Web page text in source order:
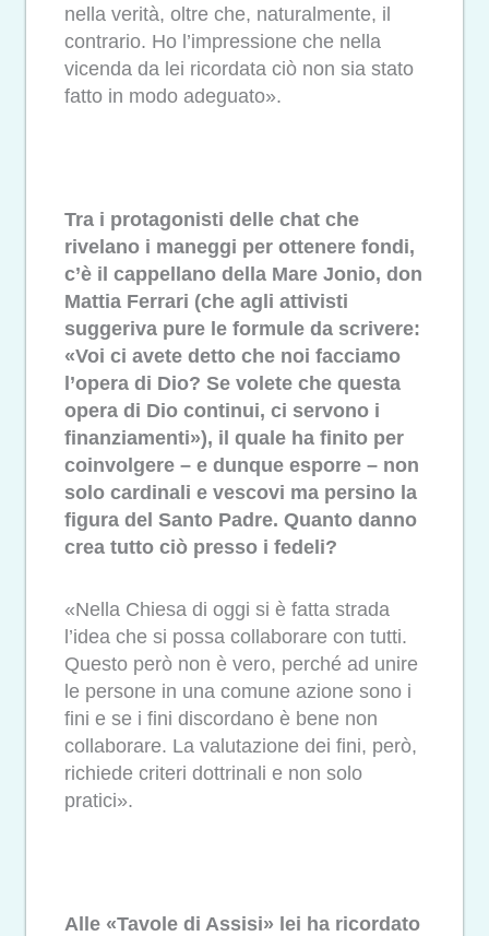
nella verità, oltre che, naturalmente, il
contrario. Ho l’impressione che nella
vicenda da lei ricordata ciò non sia stato
fatto in modo adeguato».
Tra i protagonisti delle chat che
rivelano i maneggi per ottenere fondi,
c’è il cappellano della Mare Jonio, don
Mattia Ferrari (che agli attivisti
suggeriva pure le formule da scrivere:
«Voi ci avete detto che noi facciamo
l’opera di Dio? Se volete che questa
opera di Dio continui, ci servono i
finanziamenti»), il quale ha finito per
coinvolgere – e dunque esporre – non
solo cardinali e vescovi ma persino la
figura del Santo Padre. Quanto danno
crea tutto ciò presso i fedeli?
«Nella Chiesa di oggi si è fatta strada
l’idea che si possa collaborare con tutti.
Questo però non è vero, perché ad unire
le persone in una comune azione sono i
fini e se i fini discordano è bene non
collaborare. La valutazione dei fini, però,
richiede criteri dottrinali e non solo
pratici».
Alle «Tavole di Assisi» lei ha ricordato